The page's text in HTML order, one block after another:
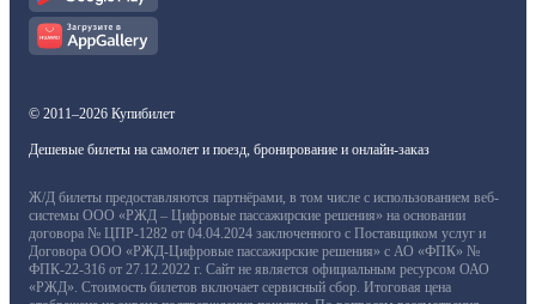
© 2011–2026 Купибилет
Дешевые билеты на самолет и поезд, бронирование и онлайн-заказ
Ж/Д билеты предоставляются партнёрами, в том числе с использованием веб-
системы ООО «РЖД – Цифровые пассажирские решения» на основании
договора № ЦПР-1282 от 04.04.2024 заключенного с Поставщиком услуг и
Договора ООО «РЖД-Цифровые пассажирские решения» с АО «ФПК» №
ФПК-22-316 от 27.12.2022 г. Сайт не является официальным ресурсом ОАО
«РЖД». Стоимость билетов включает сервисный сбор. Итоговая цена